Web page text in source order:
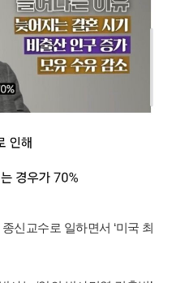
신교수로 일하면서 ‘미국 최